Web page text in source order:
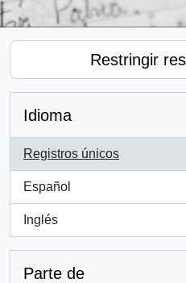
Restringir
Idioma
Registros únicos
, 43737 resultados
Español
, 43737 resultados
Inglés
, 3 resultados
Parte de